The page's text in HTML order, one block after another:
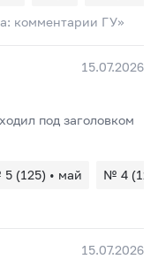
комментарии ГУ»
15.07.2026
под заголовком
(125) • май
№ 4
15.07.2026